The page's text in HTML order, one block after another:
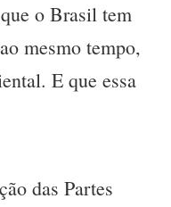
o Brasil tem
mesmo tempo,
E que essa
das Partes